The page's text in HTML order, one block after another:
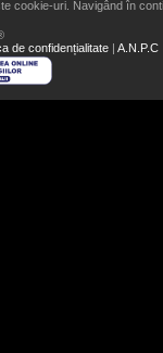
cookie-uri. Navigând în
de confidențialitate | A.N.P.C